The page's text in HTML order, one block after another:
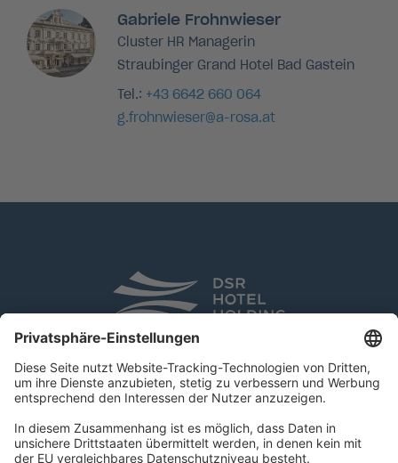
Gabriele Frohnwieser
Cluster HR Managerin
Straubinger Grand Hotel Bad Gastein
Tel.: +43 6642 660 064
g.frohnwieser@a-rosa.at
DSR Hotel Holding GmbH
Am Kaiserkai 69
D-20457 Hamburg